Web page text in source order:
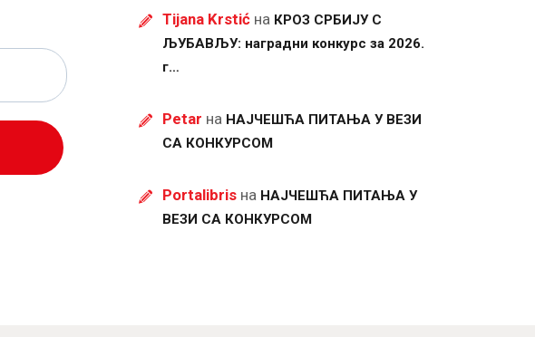
Tijana Krstić на КРОЗ СРБИЈУ С
ЉУБАВЉУ: наградни конкурс за 2026.
г…
Petar на НАЈЧЕШЋА ПИТАЊА У ВЕЗИ
СА КОНКУРСОМ
Portalibris на НАЈЧЕШЋА ПИТАЊА У
ВЕЗИ СА КОНКУРСОМ